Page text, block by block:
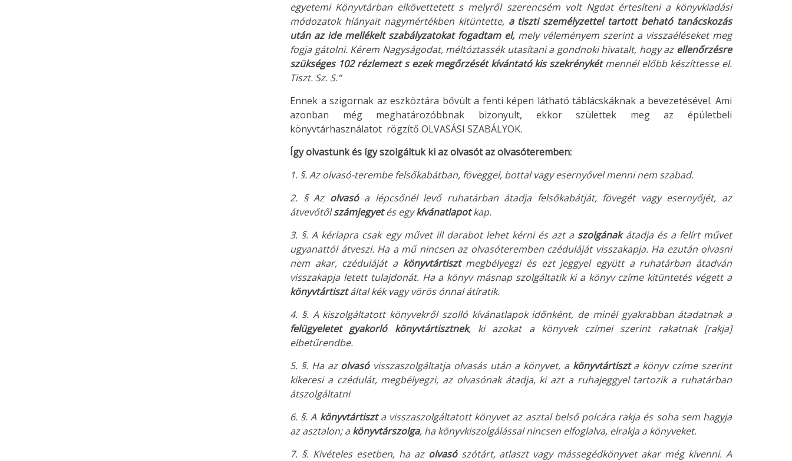
egyetemi Könyvtárban elkövettetett s melyről szerencsém volt Ngdat értesíteni a könyvkiadási
módozatok hiányait nagymértékben kitüntette, a tiszti személyzettel tartott beható tanácskozás
után az ide mellékelt szabályzatokat fogadtam el, mely véleményem szerint a visszaéléseket meg
fogja gátolni. Kérem Nagyságodat, méltóztassék utasítani a gondnoki hivatalt, hogy azellenőrzésre
szükséges 102 rézlemezt s ezek megőrzését kívántató kis szekrénykétmennél előbb készíttesse el.
Tiszt. Sz. S.“
Ennek a szigornak az eszköztára bővült a fenti képen látható táblácskáknak a bevezetésével. Ami
azonban még meghatározóbbnak bizonyult, ekkor születtek meg az épületbeli
könyvtárhasználatot rögzítő OLVASÁSI SZABÁLYOK.
Így olvastunk és így szolgáltuk ki az olvasót az olvasóteremben:
1. §. Az olvasó-terembe felsőkabátban, föveggel, bottal vagy esernyővel menni nem szabad.
2. § Az olvasóa lépcsőnél levő ruhatárban átadja felsőkabátját, fövegét vagy esernyőjét, az
átvevőtőlszámjegyetés egykívánatlapotkap.
3. §. A kérlapra csak egy művet ill darabot lehet kérni és azt a szolgának átadja és a felírt művet
ugyanattól átveszi. Ha a mű nincsen az olvasóteremben czéduláját visszakapja. Ha ezután olvasni
nem akar, czéduláját a könyvtártisztmegbélyegzi és ezt jeggyel együtt a ruhatárban átadván
visszakapja letett tulajdonát. Ha a könyv másnap szolgáltatik ki a könyv czíme kitüntetés végett a
könyvtártisztáltal kék vagy vörös ónnal átíratik.
4. §. A kiszolgáltatott könyvekről szolló kívánatlapok időnként, de minél gyakrabban átadatnak a
felügyeletet gyakorló könyvtártisztnek, ki azokat a könyvek czímei szerint rakatnak [rakja]
elbetűrendbe.
5. §. Ha az olvasó visszaszolgáltatja olvasás után a könyvet, a könyvtártiszta könyv czíme szerint
kikeresi a czédulát, megbélyegzi, az olvasónak átadja, ki azt a ruhajeggyel tartozik a ruhatárban
átszolgáltatni
6. §. A könyvtártiszta visszaszolgáltatott könyvet az asztal belső polcára rakja és soha sem hagyja
az asztalon; a könyvtárszolga, ha könyvkiszolgálással nincsen elfoglalva, elrakja a könyveket.
7. §. Kivételes esetben, ha az olvasó szótárt, atlaszt vagy mássegédkönyvet akar még kivenni. A